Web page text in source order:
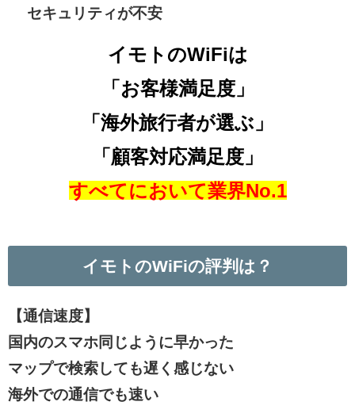
セキュリティが不安
イモトのWiFiは
「お客様満足度」
「海外旅行者が選ぶ」
「顧客対応満足度」
すべてにおいて業界No.1
イモトのWiFiの評判は？
【通信速度】
国内のスマホ同じように早かった
マップで検索しても遅く感じない
海外での通信でも速い